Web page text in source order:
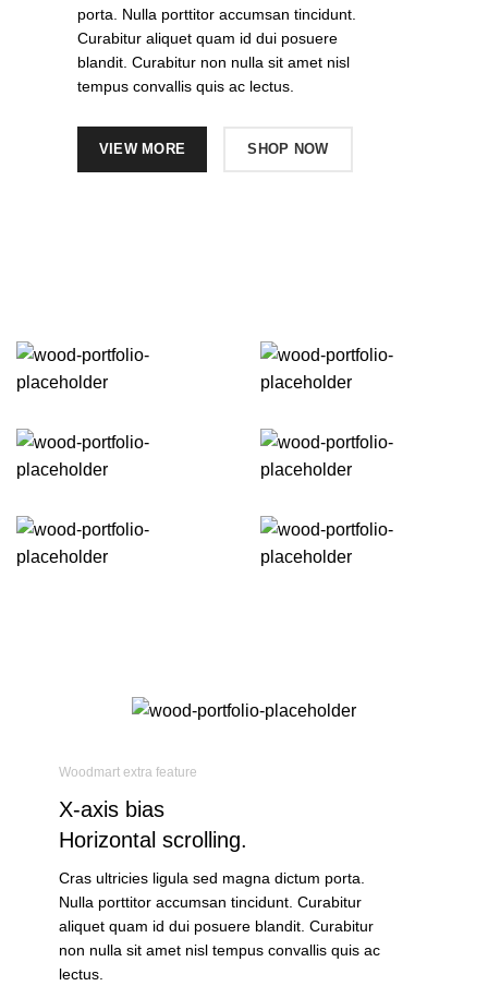
porta. Nulla porttitor accumsan tincidunt.
Curabitur aliquet quam id dui posuere
blandit. Curabitur non nulla sit amet nisl
tempus convallis quis ac lectus.
VIEW MORE SHOP NOW
Woodmart extra feature
X-axis bias
Horizontal scrolling.
Cras ultricies ligula sed magna dictum porta.
Nulla porttitor accumsan tincidunt. Curabitur
aliquet quam id dui posuere blandit. Curabitur
non nulla sit amet nisl tempus convallis quis ac
lectus.